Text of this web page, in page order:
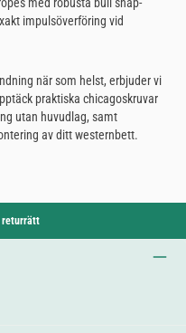
med robusta bull snap-
impulsöverföring vid
när som helst, erbjuder vi
praktiska chicagoskruvar
utan huvudlag, samt
av ditt westernbett.
returrätt